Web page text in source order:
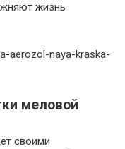
жизнь
aerozol-naya-kraska-
меловой
своими